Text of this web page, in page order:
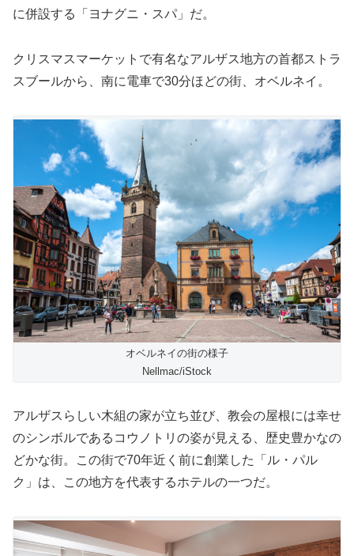
に併設する「ヨナグニ・スパ」だ。
クリスマスマーケットで有名なアルザス地方の首都ストラ
スブールから、南に電車で30分ほどの街、オベルネイ。
オベルネイの街の様子
Nellmac/iStock
アルザスらしい木組の家が立ち並び、教会の屋根には幸せ
のシンボルであるコウノトリの姿が見える、歴史豊かなの
どかな街。この街で70年近く前に創業した「ル・パル
ク」は、この地方を代表するホテルの一つだ。